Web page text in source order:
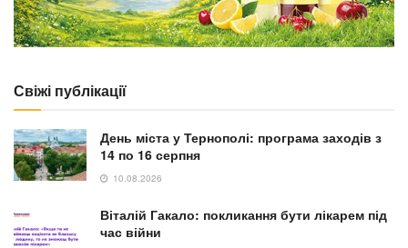
Свіжі публікації
День міста у Тернополі: програма заходів з
14 по 16 серпня
10.08.2026
Віталій Гакало: покликання бути лікарем під
час війни